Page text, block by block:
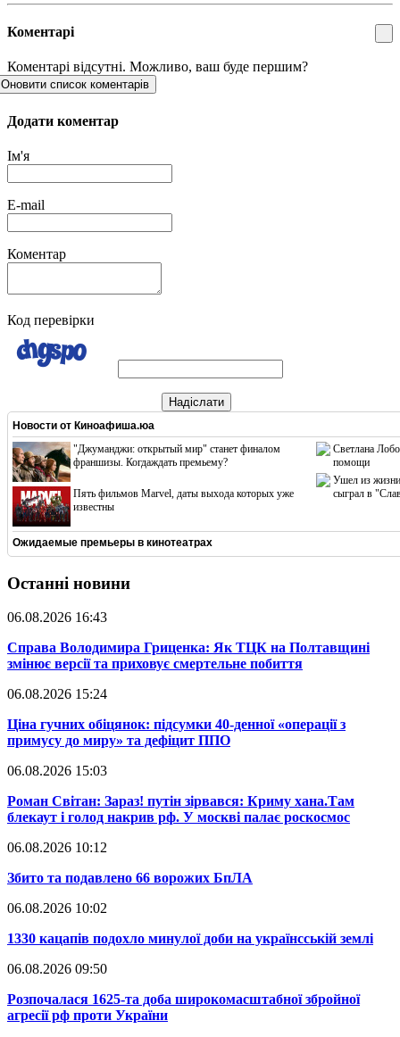
Коментарі
Коментарі відсутні. Можливо, ваш буде першим?
Оновити список коментарів
Додати коментар
Ім'я
E-mail
Коментар
Код перевірки
Надіслати
Новости от Киноафиша.юа
"Джуманджи: открытый мир" станет финалом
франшизы. Когдаждать премьему?
Пять фильмов Marvel, даты выхода которых уже
известны
Светлана
помощи
Ушел из жизни
сыграл в
Ожидаемые премьеры в кинотеатрах
Останні новини
06.08.2026 16:43
​Справа Володимира Гриценка: Як ТЦК на Полтавщині
змінює версії та приховує смертельне побиття
06.08.2026 15:24
​Ціна гучних обіцянок: підсумки 40-денної «операції з
примусу до миру» та дефіцит ППО
06.08.2026 15:03
​Роман Світан: Зараз! путін зірвався: Криму хана.Там
блекаут і голод накрив рф. У москві палає роскосмос
06.08.2026 10:12
​Збито та подавлено 66 ворожих БпЛА
06.08.2026 10:02
​1330 кацапів подохло минулої доби на українсській землі
06.08.2026 09:50
​Розпочалася 1625-та доба широкомасштабної збройної
агресії рф проти України